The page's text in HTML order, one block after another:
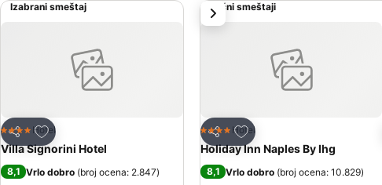
Izabrani smeštaj
Deli
Dodati u favorite
4 Zvezdice
Hotel
Villa Signorini Hotel
8,1 Vrlo dobro (broj ocena: 2.847)
Slični smeštaji
Deli
Dodati u favorite
4 Zvezdice
Hotel
Holiday Inn Naples By Ihg
8,1 Vrlo dobro (broj ocena: 10.829)
sledeće